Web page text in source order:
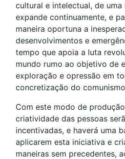
cultural e intelectual, de uma
expande continuamente, e
maneira oportuna a
desenvolvimentos e
tempo que apoia a luta
mundo rumo ao objetivo de
exploração e opressão em
concretização do
Com este modo de
criatividade das pessoas
incentivadas, e haverá uma
aplicarem esta iniciativa e
maneiras sem precedentes,